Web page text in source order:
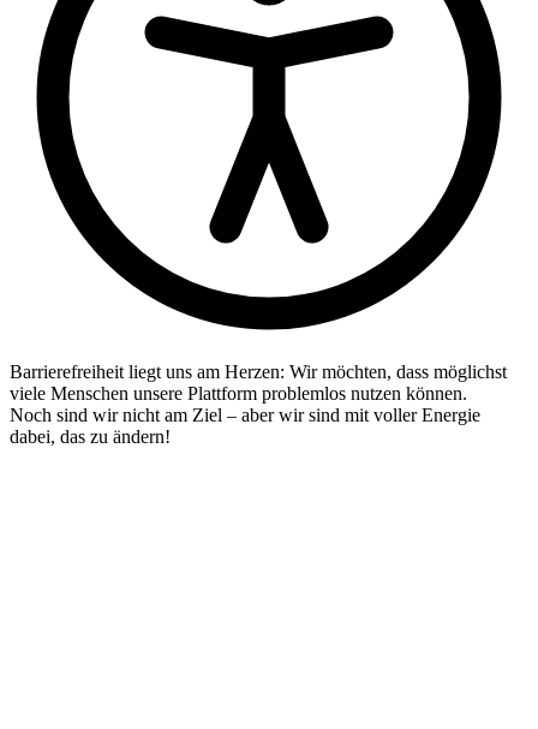
Barrierefreiheit liegt uns am Herzen: Wir möchten, dass möglichst
viele Menschen unsere Plattform problemlos nutzen können.
Noch sind wir nicht am Ziel – aber wir sind mit voller Energie
dabei, das zu ändern!